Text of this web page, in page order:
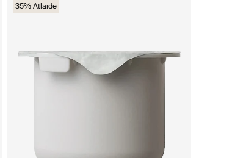
35% Atlaide